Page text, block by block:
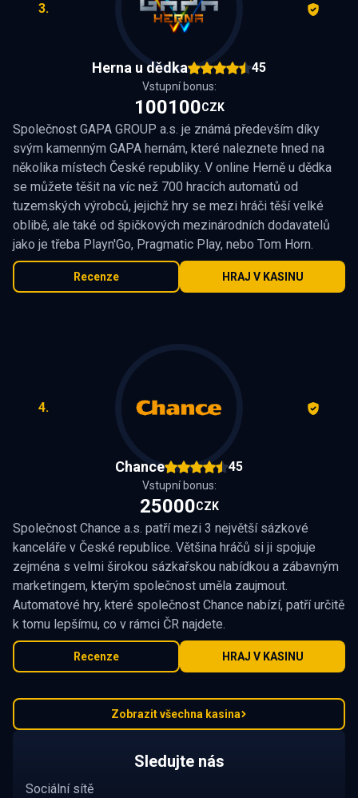
3.
Herna u dědka 45
Vstupní bonus:
100100CZK
Společnost GAPA GROUP a.s. je známá především díky
svým kamenným GAPA hernám, které naleznete hned na
několika místech České republiky. V online Herně u dědka
se můžete těšit na víc než 700 hracích automatů od
tuzemských výrobců, jejichž hry se mezi hráči těší velké
oblibě, ale také od špičkových mezinárodních dodavatelů
jako je třeba Playn'Go, Pragmatic Play, nebo Tom Horn.
Recenze HRAJ V KASINU
4.
Chance 45
Vstupní bonus:
25000CZK
Společnost Chance a.s. patří mezi 3 největší sázkové
kanceláře v České republice. Většina hráčů si ji spojuje
zejména s velmi širokou sázkařskou nabídkou a zábavným
marketingem, kterým společnost uměla zaujmout.
Automatové hry, které společnost Chance nabízí, patří určitě
k tomu lepšímu, co v rámci ČR najdete.
Recenze HRAJ V KASINU
Zobrazit všechna kasina
Sledujte nás
Sociální sítě